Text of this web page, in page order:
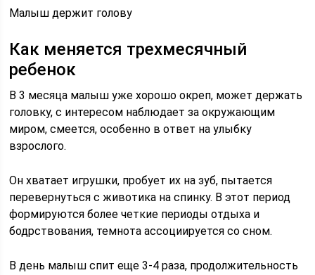
Малыш держит голову
Как меняется трехмесячный
ребенок
В 3 месяца малыш уже хорошо окреп, может держать
головку, с интересом наблюдает за окружающим
миром, смеется, особенно в ответ на улыбку
взрослого.
Он хватает игрушки, пробует их на зуб, пытается
перевернуться с животика на спинку. В этот период
формируются более четкие периоды отдыха и
бодрствования, темнота ассоциируется со сном.
В день малыш спит еще 3-4 раза, продолжительность